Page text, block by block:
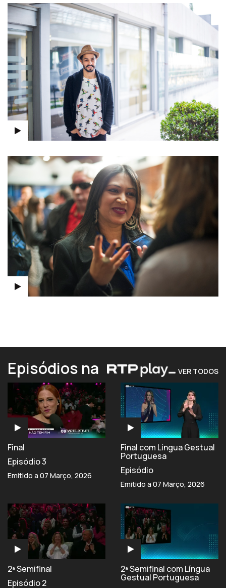
Episódios na VER TODOS
Final
Episódio 3
Emitido a 07 Março, 2026
Final com Língua Gestual
Portuguesa
Episódio
Emitido a 07 Março, 2026
2ª Semifinal
Episódio 2
2ª Semifinal com Língua
Gestual Portuguesa